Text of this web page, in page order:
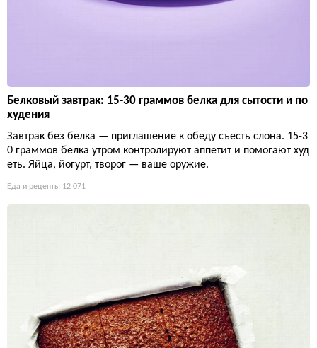
Белковый завтрак: 15-30 граммов белка для сытости и по
худения
Завтрак без белка — приглашение к обеду съесть слона. 15-3
0 граммов белка утром контролируют аппетит и помогают худ
еть. Яйца, йогурт, творог — ваше оружие.
Еда и рецепты 12 071